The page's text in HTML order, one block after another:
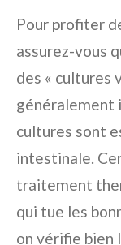
Pour profiter
assurez-vous
des « cultures
généralement
cultures sont
intestinale.
traitement
qui tue les
on vérifie bien